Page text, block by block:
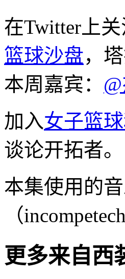
在Twitter上关
篮球沙盘，
本周嘉宾：
加入女子篮
谈论开拓者。
本集使用的
（
更多来自 西